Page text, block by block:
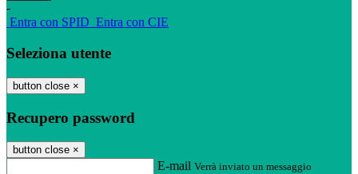
-
Entra con SPID Entra con CIE
Seleziona utente
button close ×
Recupero password
button close ×
E-mail Verrà inviato un messaggio